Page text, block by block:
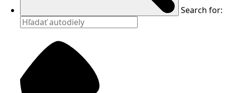
Search for: